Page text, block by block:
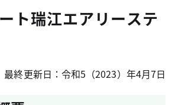
ト瑞江エアリーステ
最終更新日：令和5（2023）年4月7日